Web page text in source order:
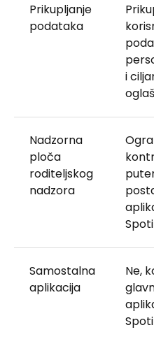
Prikupljanje
podataka
i
Nadzorna
ploča
roditeljskog
nadzora
Samostalna
aplikacija
Ne,